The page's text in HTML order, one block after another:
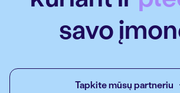
savo
Tapkite mūsų partneriu